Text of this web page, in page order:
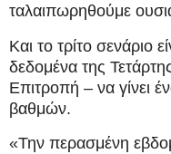
ταλαιπωρηθούμε
Και το τρίτο σενάριο
δεδομένα της
Επιτροπή – να γίνει
βαθμών.
«Την περασμένη